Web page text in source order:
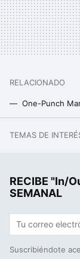
RELACIONADO
TEMAS DE
RECIBE "In/
SEMANAL
Suscribiéndote